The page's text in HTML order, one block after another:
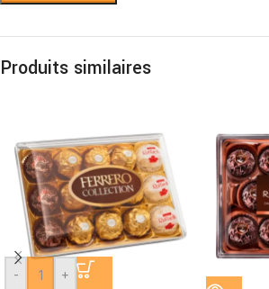
Produits similaires
- +